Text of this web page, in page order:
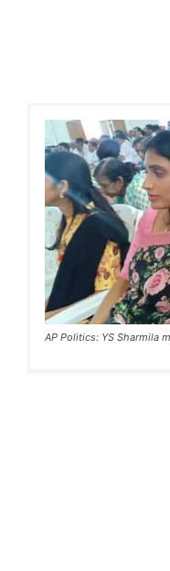
AP Politics: YS Sharmila